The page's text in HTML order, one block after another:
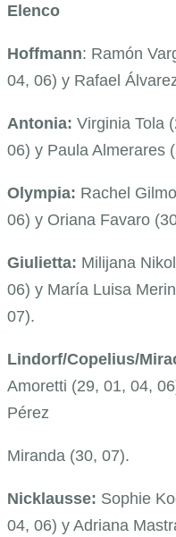
Elenco
Hoffmann: Ramón
04, 06) y Rafael
Antonia: Virginia Tola
06) y Paula Almerares
Olympia: Rachel
06) y Oriana Favaro
Giulietta: Milijana
06) y María Luisa
07).
Lindorf/Copelius/
Amoretti (29, 01, 04,
Pérez
Miranda (30, 07).
Nicklausse: Sophie
04, 06) y Adriana